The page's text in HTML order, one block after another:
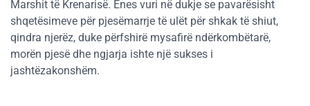
Marshit të Krenarisë. Enes vuri në dukje se pavarësisht
shqetësimeve për pjesëmarrje të ulët për shkak të shiut,
qindra njerëz, duke përfshirë mysafirë ndërkombëtarë,
morën pjesë dhe ngjarja ishte një sukses i
jashtëzakonshëm.